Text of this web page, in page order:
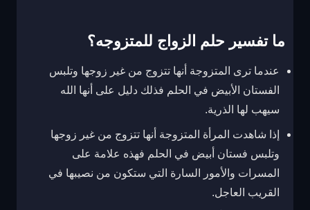
ما تفسير حلم الزواج للمتزوجه؟
عندما ترى المتزوجة أنها تتزوج من غير زوجها وتلبس
الفستان الأبيض في الحلم فذلك دليل على أنها الله
سيهب لها الذرية.
إذا شاهدت المرأة المتزوجة أنها تتزوج من غير زوجها
وتلبس فستان أبيض في الحلم فهذه علامة على
المسرات والأمور السارة التي ستكون من نصيبها في
القريب العاجل.